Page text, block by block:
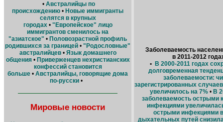
• Австралийцы по
происхождению • Новые иммигранты
селятся в крупных
городах• "Европейское" лицо
иммигрантов сменилось на
"азиатское" • Половозрастной профиль
родившихся за границей • "Родословные"
австралийцев• Язык домашнего
общения• Приверженцев нехристианских
конфессий становится
больше • Австралийцы, говорящие дома
по-русски •
Мировые новости
Заболеваемость
в 2011-2012
• В 2000-2011 годах
долговременная
заболеваемости:
зарегистрированных
увеличилось на 7%• В
заболеваемость острыми
инфекциями
острыми инфекциями
дыхательных путей